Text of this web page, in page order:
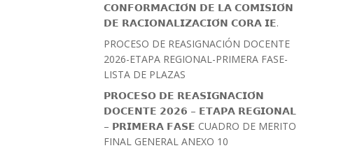
𝗖𝗢𝗡𝗙𝗢𝗥𝗠𝗔𝗖𝗜𝗢́𝗡 𝗗𝗘 𝗟𝗔 𝗖𝗢𝗠𝗜𝗦𝗜𝗢́𝗡
𝗗𝗘 𝗥𝗔𝗖𝗜𝗢𝗡𝗔𝗟𝗜𝗭𝗔𝗖𝗜𝗢́𝗡 𝗖𝗢𝗥𝗔 𝗜𝗘.
PROCESO DE REASIGNACIÓN DOCENTE
2026-ETAPA REGIONAL-PRIMERA FASE-
LISTA DE PLAZAS
𝗣𝗥𝗢𝗖𝗘𝗦𝗢 𝗗𝗘 𝗥𝗘𝗔𝗦𝗜𝗚𝗡𝗔𝗖𝗜𝗢́𝗡
𝗗𝗢𝗖𝗘𝗡𝗧𝗘 𝟮𝟬𝟮𝟲 – 𝗘𝗧𝗔𝗣𝗔 𝗥𝗘𝗚𝗜𝗢𝗡𝗔𝗟
– 𝗣𝗥𝗜𝗠𝗘𝗥𝗔 𝗙𝗔𝗦𝗘 CUADRO DE MERITO
FINAL GENERAL ANEXO 10